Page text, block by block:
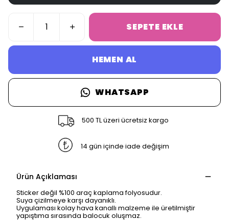
SEPETE EKLE
HEMEN AL
WHATSAPP
500 TL üzeri ücretsiz kargo
14 gün içinde iade değişim
Ürün Açıklaması
Sticker değil %100 araç kaplama folyosudur.
Suya çizilmeye karşı dayanıklı.
Uygulaması kolay hava kanallı malzeme ile üretilmiştir
yapıştıma sırasında balocuk oluşmaz.